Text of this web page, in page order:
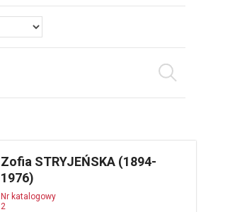
Zofia STRYJEŃSKA (1894-
1976)
Nr katalogowy
2